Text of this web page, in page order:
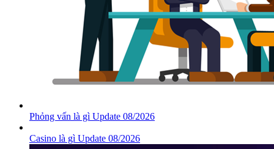
Phỏng vấn là gì Update 08/2026
Casino là gì Update 08/2026